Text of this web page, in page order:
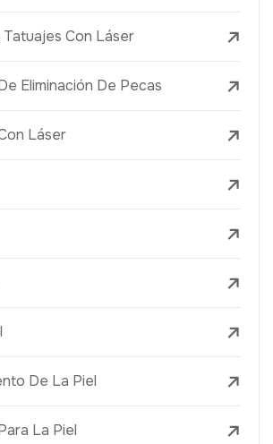
Tatuajes Con Láser
Eliminación De Pecas
Láser
De La Piel
La Piel